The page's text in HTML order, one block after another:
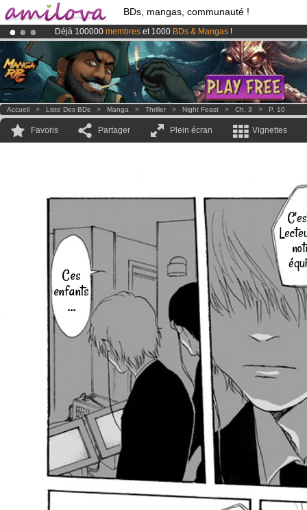
BDs, mangas, communauté !
Déjà 100000 membres et 1000 BDs & Mangas !
Abonnement premium: à partir de3.95 eurospar mois !Clique ici
LeKickstarter Amilova est désormais lancé
Accueil > Liste Des BDs > Manga > Thriller > Night Feast > Ch. 3 > P. 10
Favoris Partager Plein écran Vignettes
Ces
enfants
...